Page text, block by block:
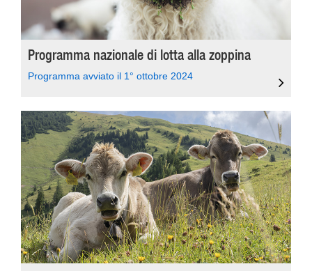
Programma nazionale di lotta alla zoppina
Programma avviato il 1° ottobre 2024